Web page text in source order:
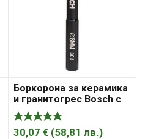
Боркорона за керамика
и гранитогрес Bosch с
диамантена посипка с
цилиндрична опашка
8х35 мм, Diamond for
30,07 € (58,81 лв.)